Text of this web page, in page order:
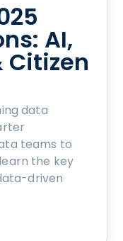
AI,
Citizen
data
teams to
the key
driven